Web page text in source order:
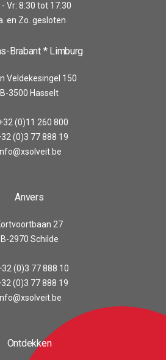
- Vr: 8:30 tot 17:30
en Zo. gesloten
Brabant * Limburg
Veldekesingel 150
B-3500 Hasselt
(0)11 260 800
(0)3 77 888 19
Anvers
27
B-2970 Schilde
(0)3 77 888 10
(0)3 77 888 19
Ontdekken